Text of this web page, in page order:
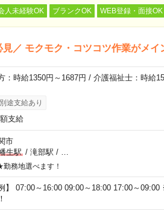
人未経験OK ブランクOK WEB登録・面接OK
見／ モクモク・コツコツ作業がメイ
：時給1350円～1687円 / 介護福祉士：時給
途支給あり
支給
市
生駅/ 滝部駅 /
務地選べます！
】 07:00～16:00 09:00～18:00 17:00～